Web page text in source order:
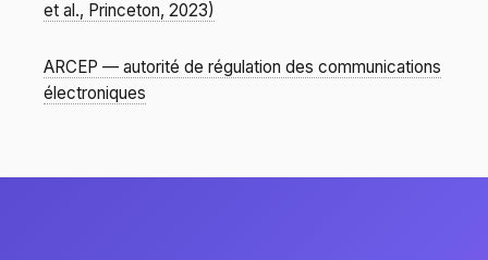
et al., Princeton, 2023)
ARCEP — autorité de régulation des communications
électroniques